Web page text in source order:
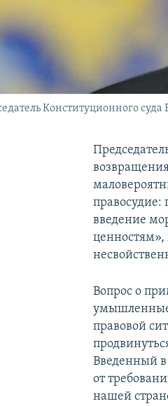
Конституционного
правосудие:
введение
Вопрос о
умышленные
правовой
Введенный в
от
нашей